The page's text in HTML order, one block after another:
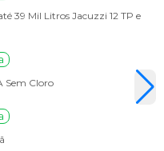
39 Mil Litros Jacuzzi 12 TP e
Sem Cloro